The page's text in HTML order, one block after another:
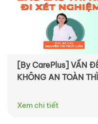
[By CarePlus] VẤN
KHÔNG AN TOÀN
Xem chi tiết